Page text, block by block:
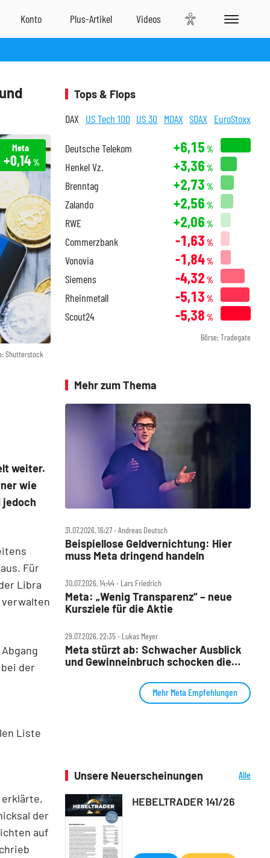
Shutterstock
Meta
+0,14%
weiter.
wie
jedoch
Für
Libra
der
Liste
erklärte,
der
auf
Tops & Flops
DAX US Tech 100 US 30 MDAX SDAX EuroStoxx
Deutsche Telekom +6,15 %
Henkel Vz. +3,36 %
Brenntag +2,73 %
Zalando +2,56 %
RWE +2,06 %
Commerzbank -1,63 %
Vonovia -1,84%
Siemens -4,32 %
Rheinmetall -5,13 %
Scout24 -5,38 %
Börse: Tradegate
Mehr zum Thema
31.07.2026, 16:27 ‧ Andreas Deutsch
Beispiellose Geldvernichtung: Hier
muss Meta dringend handeln
30.07.2026, 14:44 ‧ Lars Friedrich
Meta: „Wenig Transparenz“ – neue
Kursziele für die Aktie
29.07.2026, 22:35 ‧ Lukas Meyer
Meta stürzt ab: Schwacher Ausblick
und Gewinneinbruch schocken die
Mehr Meta Empfehlungen
Unsere Neuerscheinungen
Alle
HEBELTRADER 141/26